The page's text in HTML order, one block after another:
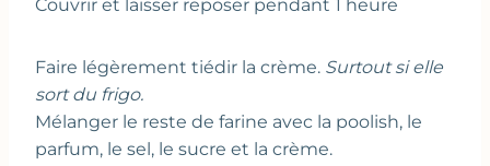
Couvrir et laisser reposer pendant 1 heure
Faire légèrement tiédir la crème. Surtout si elle
sort du frigo.
Mélanger le reste de farine avec la poolish, le
parfum, le sel, le sucre et la crème.